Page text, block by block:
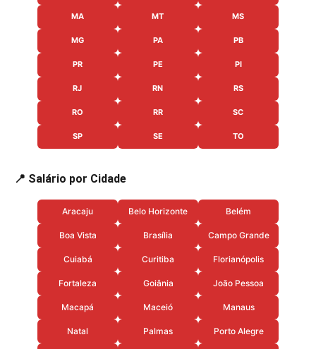
MA MT MS
MG PA PB
PR PE PI
RJ RN RS
RO RR SC
SP SE TO
📍 Salário por Cidade
Aracaju Belo Horizonte Belém
Boa Vista Brasília Campo Grande
Cuiabá Curitiba Florianópolis
Fortaleza Goiânia João Pessoa
Macapá Maceió Manaus
Natal Palmas Porto Alegre